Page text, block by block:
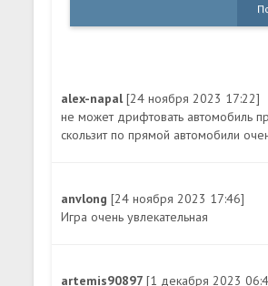
alex-napal[24 ноября 2023 17:22]
не может дрифтовать автомобиль
скользит по прямой автомобили
anvlong[24 ноября 2023 17:46]
Игра очень увлекательная
artemis90897[1 декабря 2023